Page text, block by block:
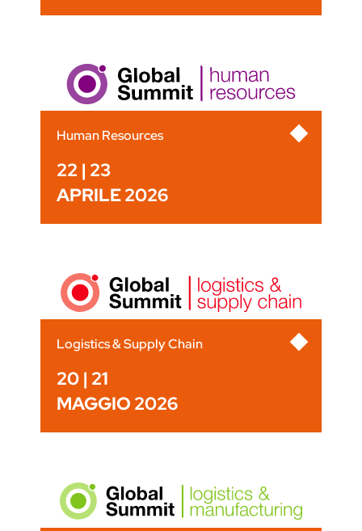
Human Resources
22 | 23
APRILE 2026
Logistics & Supply Chain
20 | 21
MAGGIO 2026